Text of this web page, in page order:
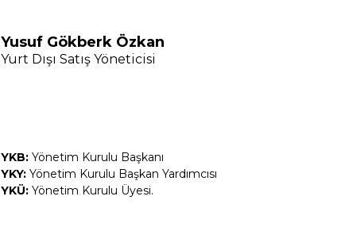
Yusuf Gökberk Özkan
Yurt Dışı Satış Yöneticisi
YKB:Yönetim Kurulu Başkanı
YKY:Yönetim Kurulu Başkan Yardımcısı
YKÜ:Yönetim Kurulu Üyesi.